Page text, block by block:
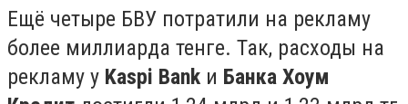
Ещё четыре БВУ потратили на рекламу
более миллиарда тенге. Так, расходы на
рекламу у Kaspi Bank и Банка Хоум